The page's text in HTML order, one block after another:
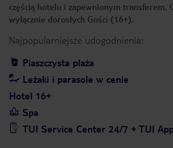
częścią hotelu i zapewnionym transferem.
wyłącznie dorosłych Gości (16+).
Najpopularniejsze udogodnienia:
Piaszczysta plaża
Leżaki i parasole w cenie
Hotel 16+
Spa
TUI Service Center 24/7 + TUI